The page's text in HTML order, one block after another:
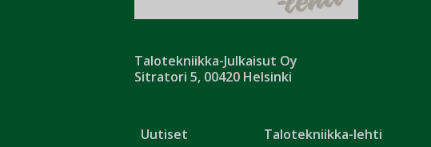
Talotekniikka-Julkaisut Oy
Sitratori 5, 00420 Helsinki
Uutiset
Talotekniikka-lehti